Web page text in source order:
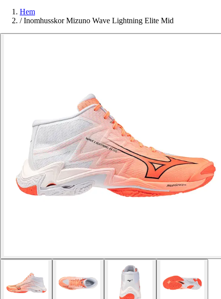
Hem
/ Inomhusskor Mizuno Wave Lightning Elite Mid